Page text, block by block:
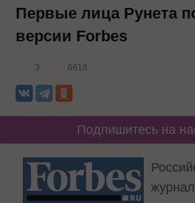
Первые лица Рунета
версии Forbes
3 6618
Подпишитесь на